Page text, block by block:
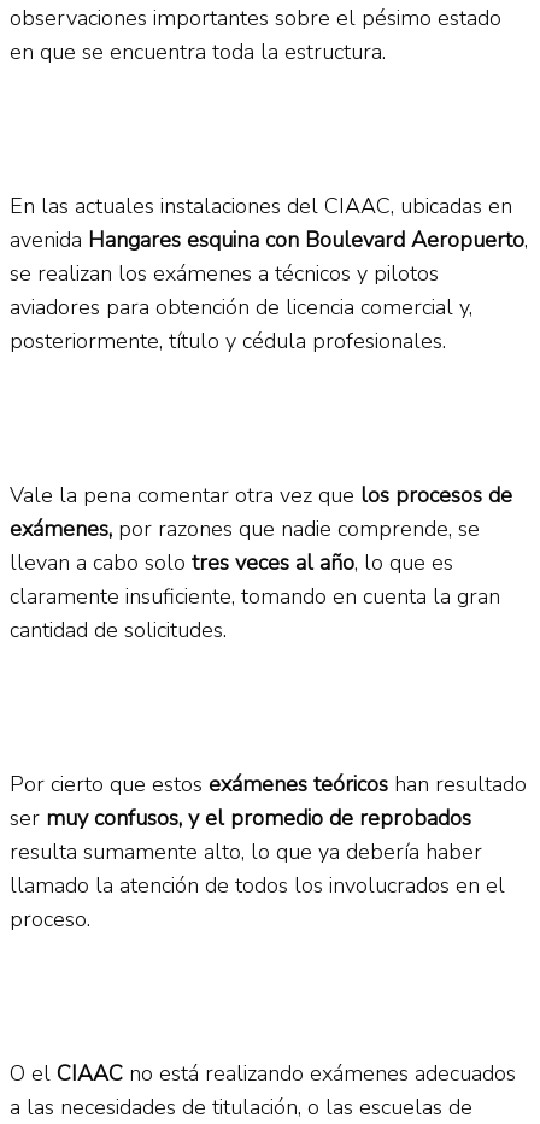
observaciones importantes sobre el pésimo estado
en que se encuentra toda la estructura.
En las actuales instalaciones del CIAAC, ubicadas en
avenida Hangares esquina con Boulevard Aeropuerto,
se realizan los exámenes a técnicos y pilotos
aviadores para obtención de licencia comercial y,
posteriormente, título y cédula profesionales.
Vale la pena comentar otra vez que los procesos de
exámenes, por razones que nadie comprende, se
llevan a cabo solo tres veces al año, lo que es
claramente insuficiente, tomando en cuenta la gran
cantidad de solicitudes.
Por cierto que estos exámenes teóricos han resultado
ser muy confusos, y el promedio de reprobados
resulta sumamente alto, lo que ya debería haber
llamado la atención de todos los involucrados en el
proceso.
O el CIAAC no está realizando exámenes adecuados
a las necesidades de titulación, o las escuelas de